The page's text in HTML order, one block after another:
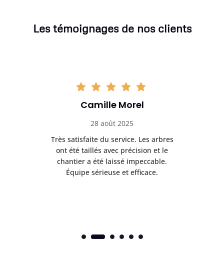
Les témoignages de nos clients
Camille Morel
28 août 2025
Très satisfaite du service. Les arbres
ont été taillés avec précision et le
chantier a été laissé impeccable.
Équipe sérieuse et efficace.